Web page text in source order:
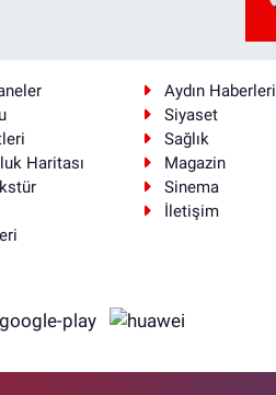
Haritası
Aydın Haberleri
Siyaset
Sağlık
Magazin
Sinema
İletişim